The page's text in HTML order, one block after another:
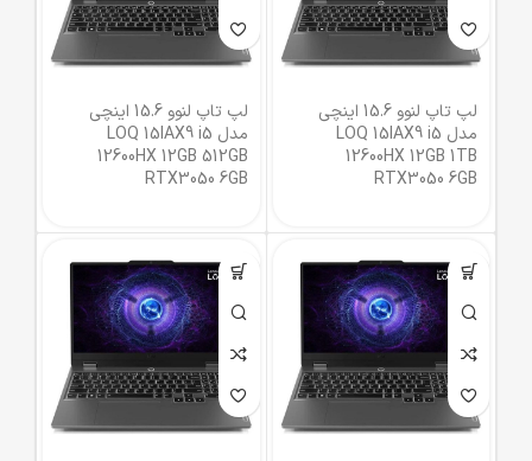
لپ تاپ لنوو 15.6 اینچی
مدل LOQ 15IAX9 i5
12600HX 12GB 1TB
RTX3050 6GB
لپ تاپ لنوو 15.6 اینچی
مدل LOQ 15IAX9 i5
12600HX 12GB 512GB
RTX3050 6GB